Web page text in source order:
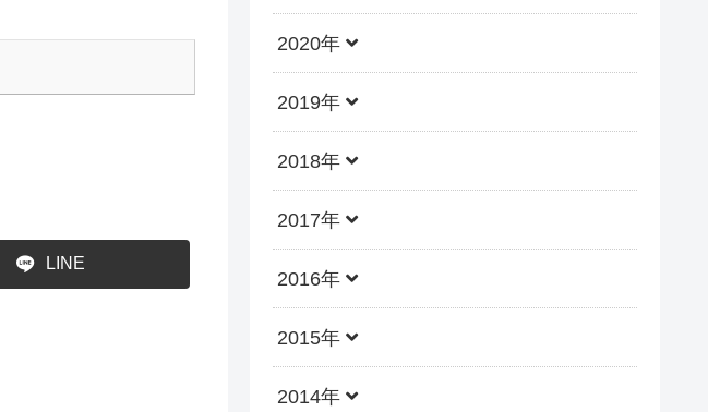
LINE
2020年
2019年
2018年
2017年
2016年
2015年
2014年